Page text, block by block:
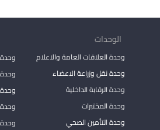
الوحدات
وحدة العلاقات العامة والاعلام
وحدة نقل وزراعة الاعضاء
وحدة الرقابة الداخلية
وحدة المختبرات
وحدة التأمين الصحي
وحدة